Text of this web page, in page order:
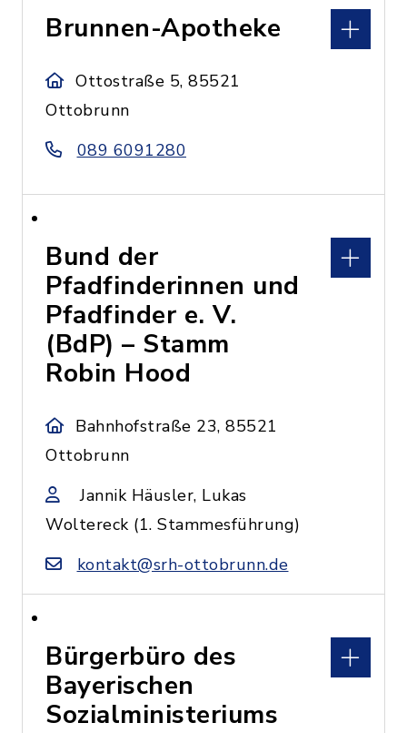
Brunnen-Apotheke
Ottostraße 5, 85521
Ottobrunn
089 6091280
Bund der
Pfadfinderinnen und
Pfadfinder e. V.
(BdP) – Stamm
Robin Hood
Bahnhofstraße 23, 85521
Ottobrunn
Jannik Häusler, Lukas
Woltereck (1. Stammesführung)
kontakt@srh-ottobrunn.de
Bürgerbüro des
Bayerischen
Sozialministeriums